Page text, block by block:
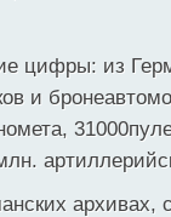
цифры: из
и
архивах,